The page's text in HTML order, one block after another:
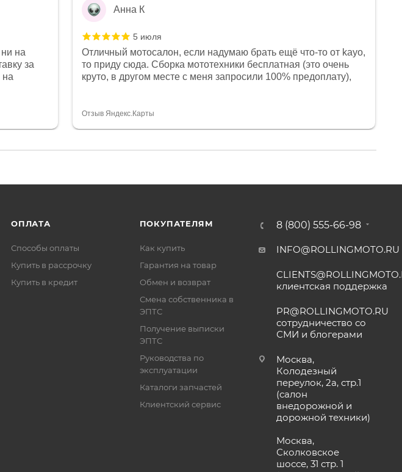
на
за
на
Анна К
5 июля
Отличный мотосалон, если надумаю брать ещё что-то от kayo,
то приду сюда. Сборка мототехники бесплатная (это очень
круто, в другом месте с меня запросили 100% предоплату),
спасибо отдельное, всегда на связи, очень детально всё
Отзыв Яндекс.Карты
ОПЛАТА
Способы оплаты
Купить в рассрочку
Купить в кредит
ПОКУПАТЕЛЯМ
Как купить
Гарантия на товар
Обмен и возврат
Смена собственника в
ЭПТС
Получение выписки
ЭПТС
Руководства по
эксплуатации
Каталоги запчастей
Клиентский сервис
8 (800) 555-66-98
INFO@ROLLINGMOTO.RU
клиентская поддержка
PR@ROLLINGMOTO.RU
сотрудничество со
СМИ и блогерами
Москва,
Колодезный
переулок, 2а, стр.1
(салон
внедорожной и
дорожной техники)
Москва,
Сколковское
шоссе, 31 стр. 1